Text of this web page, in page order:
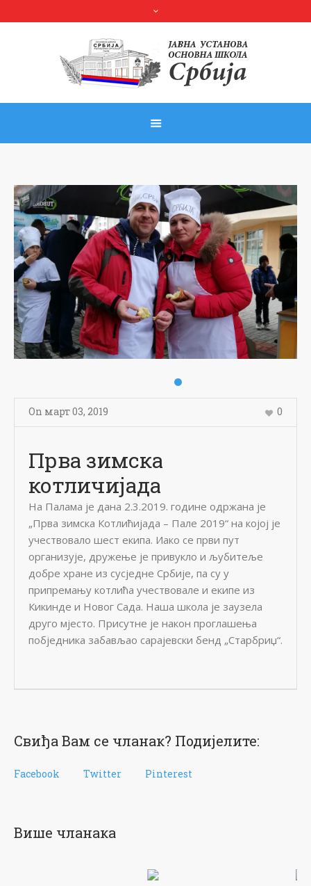
On март 03, 2019 0
Прва зимска
котличијада
На Палама је дана 2.3.2019. године одржана је
„Прва зимска Котлићијада – Пале 2019“ на којој је
учествовало шест екипа. Иако се први пут
организује, дружење је привукло и љубитеље
добре хране из сусједне Србије, па су у
припремању котлића учествовале и екипе из
Кикинде и Новог Сада. Наша школа је заузела
друго мјесто. Присутне је након проглашења
побједника забављао сарајевски бенд „Старбриџ“.
Свиђа Вам се чланак? Подијелите:
Facebook Twitter Pinterest
Више чланака